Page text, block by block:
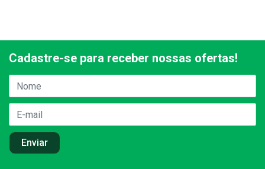
Cadastre-se para receber nossas ofertas!